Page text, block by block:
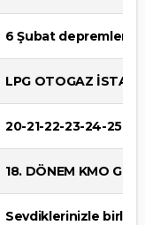
6 Şubat
LPG OTOGAZ
20-21-22-23-24-25-
18. DÖNEM KMO
Sevdiklerinizle birlikte